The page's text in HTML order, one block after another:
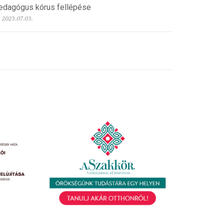
kórus fellépése
2023.07.03.